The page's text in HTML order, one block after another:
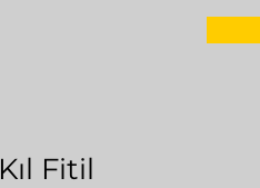
Kıl Fitil